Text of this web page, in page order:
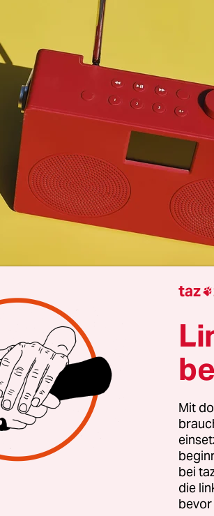
Aus Berlin Ann-Kathrin Leclere
Die ARD ist im Zwiespalt:
sogar, das ist spätestens klar,
Rundfunkstaatsvertrag einigen
rechtliche Rundfunk auch die
kapitalistischen Zwängen freies
Zeiten wachsender
taz 
Mit
bei
die
bevor